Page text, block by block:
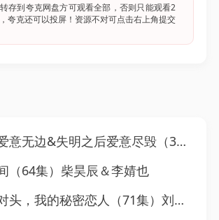
存到夸克网盘方可观看全部，否则只能观看2
夸克还可以投屏！资源不对可点击右上角提交
边&失明之后爱意尽毁（30集）吴昊＆桉淇
（64集）柴昊辰＆李婧也
我的秘密恋人（71集）刘昊源＆李芊乐